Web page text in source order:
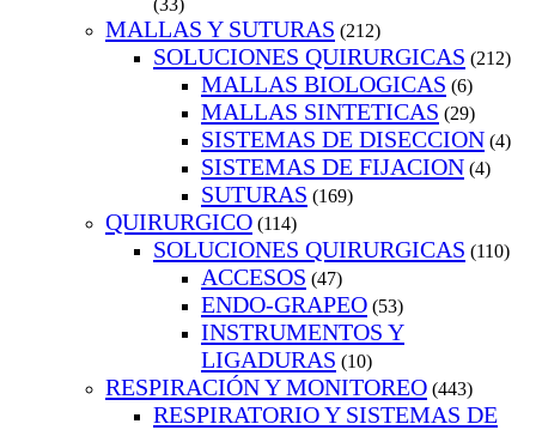
(33)
MALLAS Y SUTURAS (212)
SOLUCIONES QUIRURGICAS (212)
MALLAS BIOLOGICAS (6)
MALLAS SINTETICAS (29)
SISTEMAS DE DISECCION (4)
SISTEMAS DE FIJACION (4)
SUTURAS (169)
QUIRURGICO (114)
SOLUCIONES QUIRURGICAS (110)
ACCESOS (47)
ENDO-GRAPEO (53)
INSTRUMENTOS Y
LIGADURAS (10)
RESPIRACIÓN Y MONITOREO (443)
RESPIRATORIO Y SISTEMAS DE